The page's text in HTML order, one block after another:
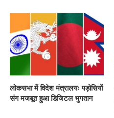
लोकसभा में विदेश मंत्रालयः पड़ोसियों
संग मजबूत हुआ डिजिटल भुगतान